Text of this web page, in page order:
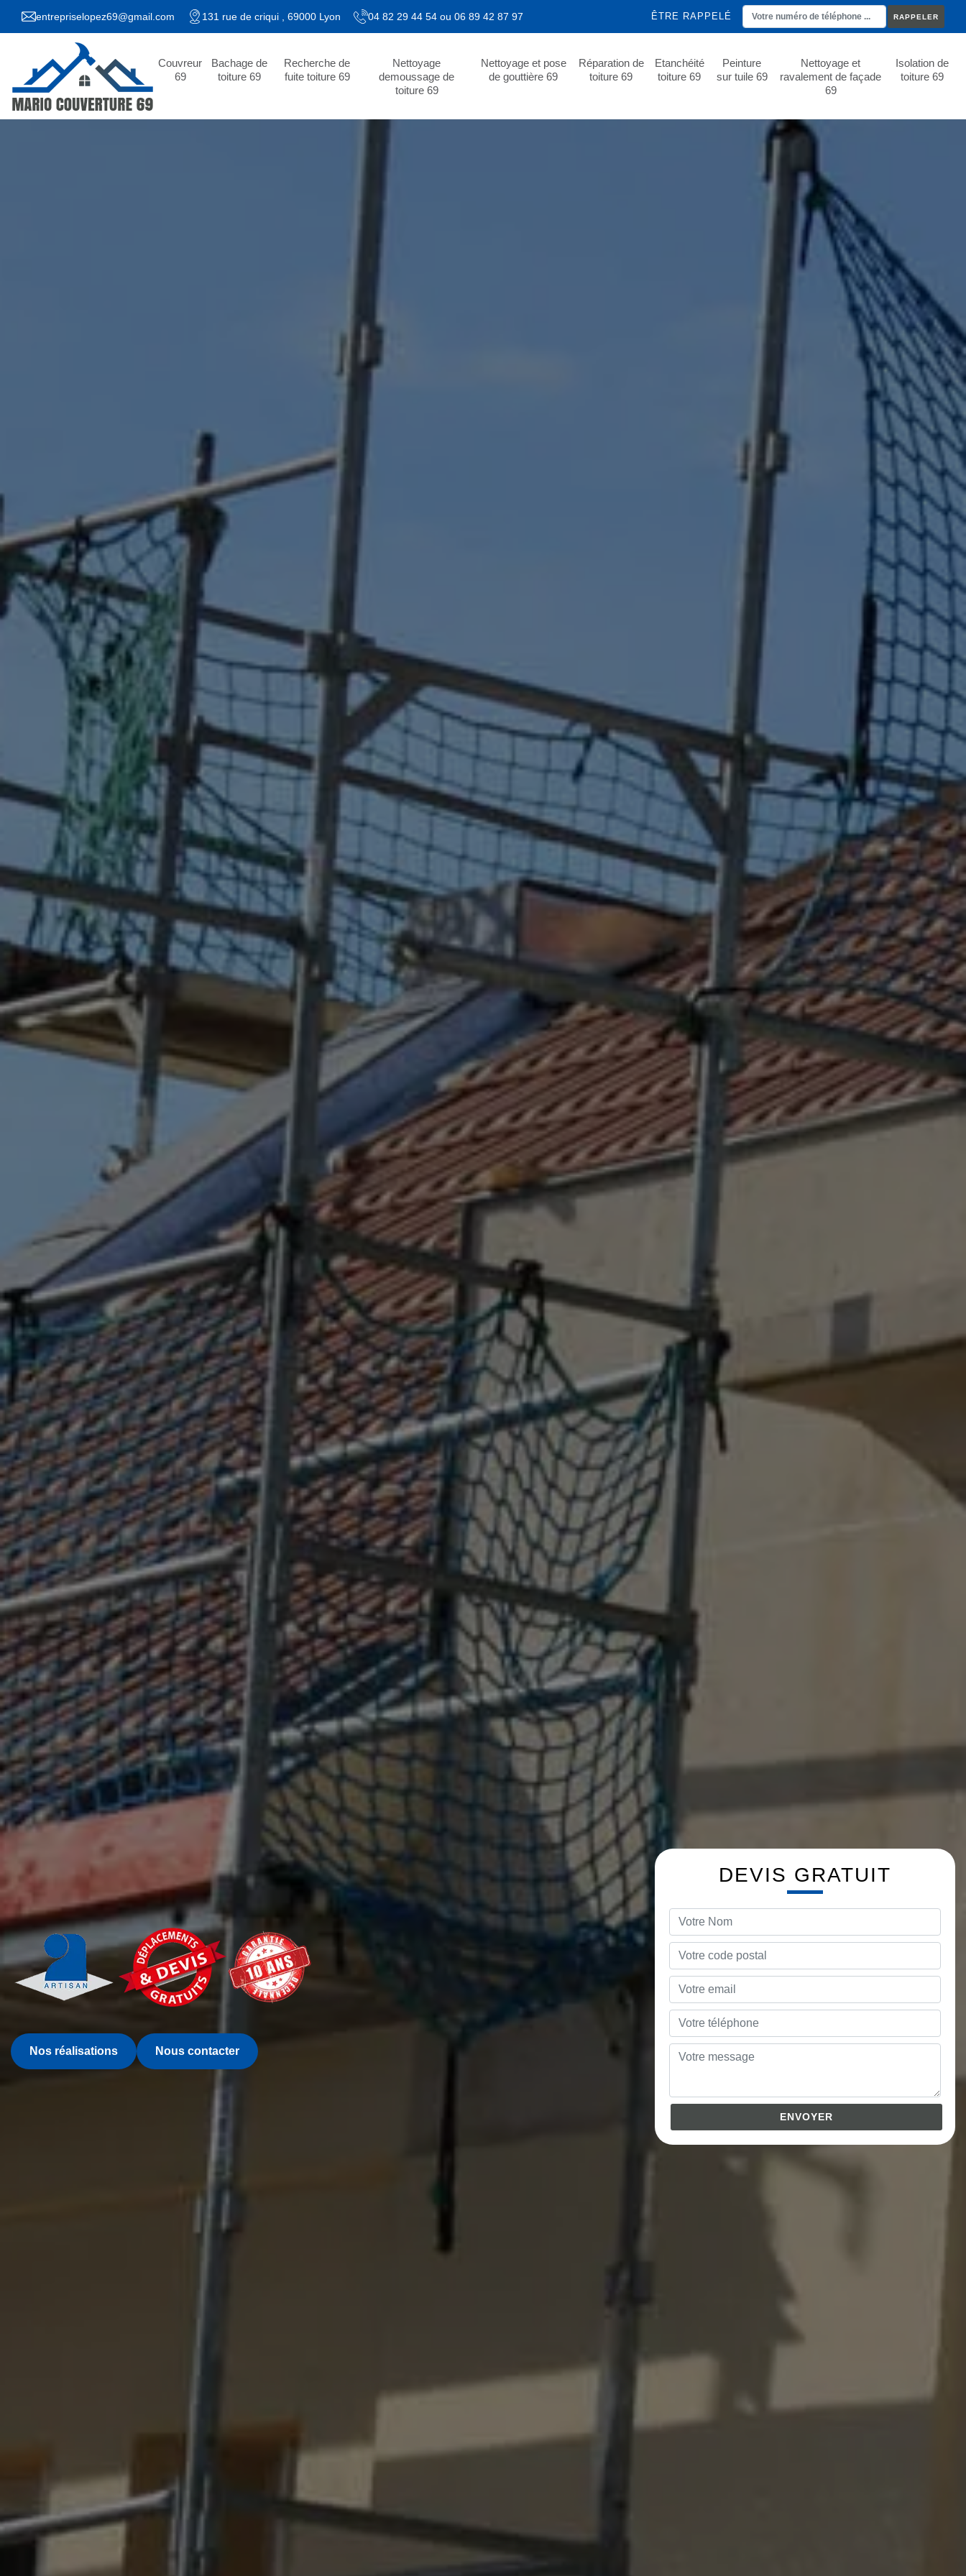
entrepriselopez69@gmail.com 131 rue de criqui , 69000 Lyon 04 82 29 44 54 ou 06 89 42 87 97 ÊTRE RAPPELÉ
Couvreur
69
Bachage de
toiture 69
Recherche de
fuite toiture 69
Nettoyage
demoussage de
toiture 69
Nettoyage et pose
de gouttière 69
Réparation de
toiture 69
Etanchéité
toiture 69
Peinture
sur tuile 69
Nettoyage et
ravalement de façade
69
Isolation de
toiture 69
Nos réalisations Nous contacter
DEVIS GRATUIT